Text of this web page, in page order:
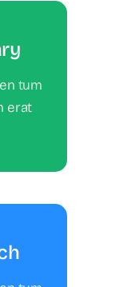
tum
erat